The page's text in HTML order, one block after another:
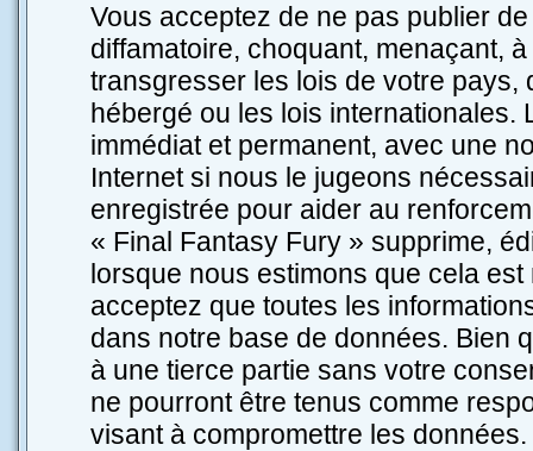
Vous acceptez de ne pas publier
diffamatoire, choquant, menaçant,
transgresser les lois de votre pays,
hébergé ou les lois internationales.
immédiat et permanent, avec une
Internet si nous le jugeons
enregistrée pour aider au
« Final Fantasy Fury » supprime,
lorsque nous estimons que cela
acceptez que toutes les
dans notre base de données. Bien
à une tierce partie sans votre
ne pourront être tenus comme
visant à compromettre les données.